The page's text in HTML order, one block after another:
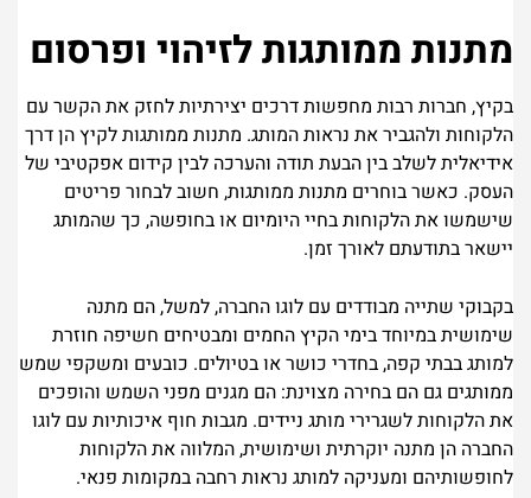
מתנות ממותגות לזיהוי ופרסום
בקיץ, חברות רבות מחפשות דרכים יצירתיות לחזק את הקשר עם
הלקוחות ולהגביר את נראות המותג. מתנות ממותגות לקיץ הן דרך
אידיאלית לשלב בין הבעת תודה והערכה לבין קידום אפקטיבי של
העסק. כאשר בוחרים מתנות ממותגות, חשוב לבחור פריטים
שישמשו את הלקוחות בחיי היומיום או בחופשה, כך שהמותג
יישאר בתודעתם לאורך זמן.
בקבוקי שתייה מבודדים עם לוגו החברה, למשל, הם מתנה
שימושית במיוחד בימי הקיץ החמים ומבטיחים חשיפה חוזרת
למותג בבתי קפה, בחדרי כושר או בטיולים. כובעים ומשקפי שמש
ממותגים גם הם בחירה מצוינת: הם מגנים מפני השמש והופכים
את הלקוחות לשגרירי מותג ניידים. מגבות חוף איכותיות עם לוגו
החברה הן מתנה יוקרתית ושימושית, המלווה את הלקוחות
לחופשותיהם ומעניקה למותג נראות רחבה במקומות פנאי.